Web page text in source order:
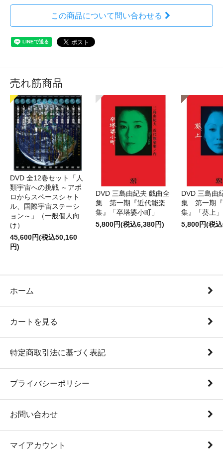
この商品について問い合わせる
売れ筋商品
DVD 全12巻セット「人
類宇宙への挑戦 ～アポ
ロからスペースシャト
ル、国際宇宙ステーシ
ョン～」（一般個人向
け）
45,600円(税込50,160
円)
DVD 三島由紀夫 戯曲全
集 第一期『近代能楽
集』「卒塔婆小町」
5,800円(税込6,380円)
DVD 三島由
集 第一期『
集』「葵上」
5,800円(税
ホーム
カートを見る
特定商取引法に基づく表記
プライバシーポリシー
お問い合わせ
マイアカウント